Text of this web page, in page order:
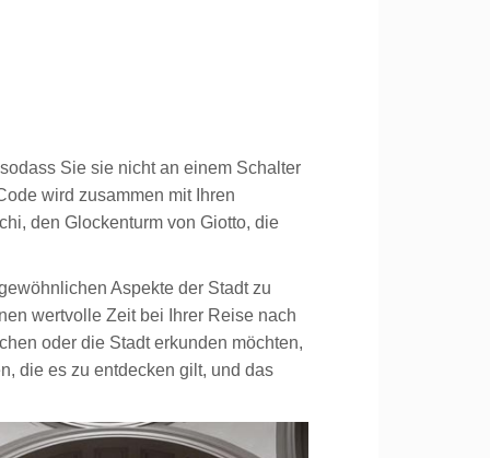
Sie sie nicht an einem Schalter
wird zusammen mit Ihren
den Glockenturm von Giotto, die
Aspekte der Stadt zu
wertvolle Zeit bei Ihrer Reise nach
oder die Stadt erkunden möchten,
die es zu entdecken gilt, und das